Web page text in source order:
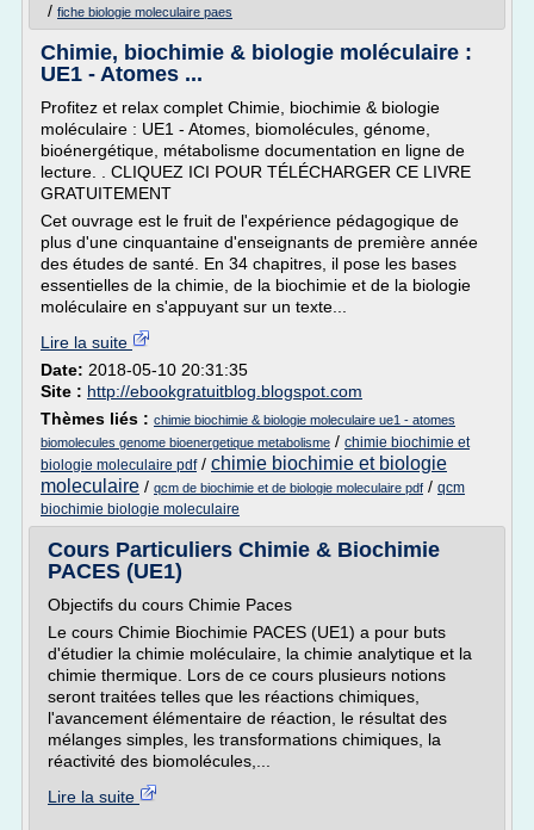
/ fiche biologie moleculaire paes
Chimie, biochimie & biologie moléculaire :
UE1 - Atomes ...
Profitez et relax complet Chimie, biochimie & biologie
moléculaire : UE1 - Atomes, biomolécules, génome,
bioénergétique, métabolisme documentation en ligne de
lecture. . CLIQUEZ ICI POUR TÉLÉCHARGER CE LIVRE
GRATUITEMENT
Cet ouvrage est le fruit de l'expérience pédagogique de
plus d'une cinquantaine d'enseignants de première année
des études de santé. En 34 chapitres, il pose les bases
essentielles de la chimie, de la biochimie et de la biologie
moléculaire en s'appuyant sur un texte...
Lire la suite
Date: 2018-05-10 20:31:35
Site : http://ebookgratuitblog.blogspot.com
Thèmes liés : chimie biochimie & biologie moleculaire ue1 - atomes
biomolecules genome bioenergetique metabolisme / chimie biochimie et
biologie moleculaire pdf/ chimie biochimie et biologie
moleculaire / qcm de biochimie et de biologie moleculaire pdf / qcm
biochimie biologie moleculaire
Cours Particuliers Chimie & Biochimie
PACES (UE1)
Objectifs du cours Chimie Paces
Le cours Chimie Biochimie PACES (UE1) a pour buts
d'étudier la chimie moléculaire, la chimie analytique et la
chimie thermique. Lors de ce cours plusieurs notions
seront traitées telles que les réactions chimiques,
l'avancement élémentaire de réaction, le résultat des
mélanges simples, les transformations chimiques, la
réactivité des biomolécules,...
Lire la suite